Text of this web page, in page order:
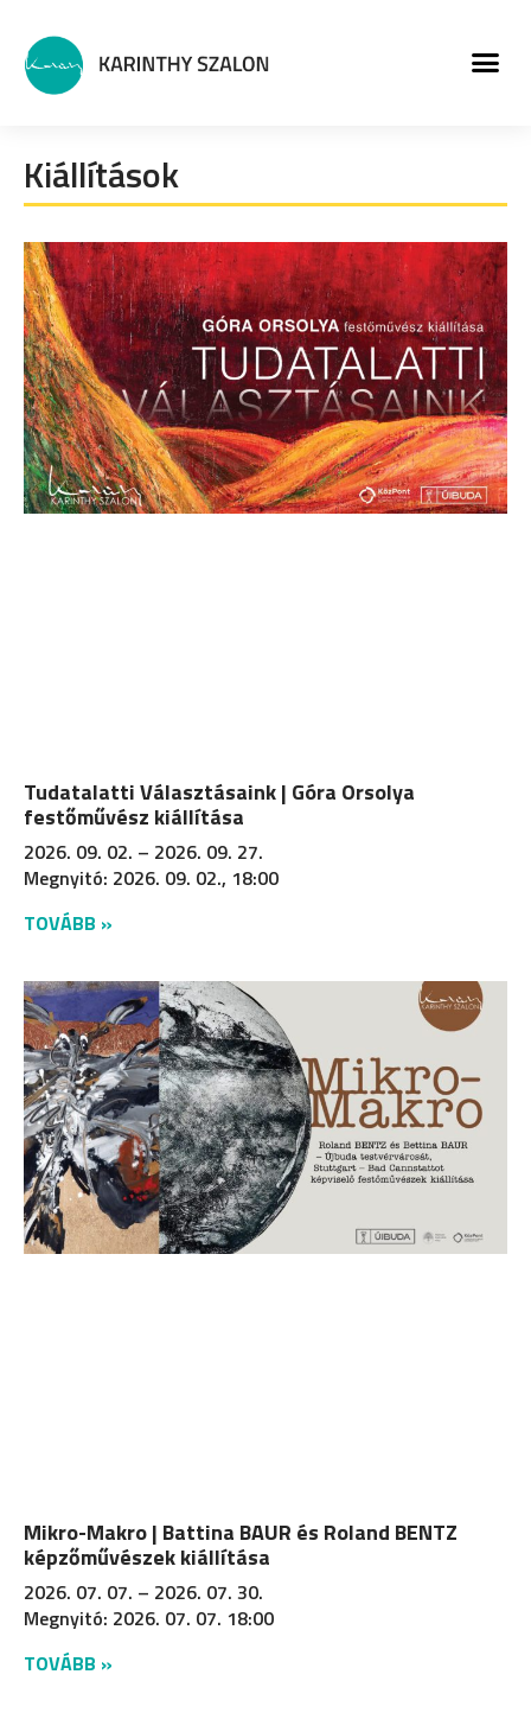
Kiállítások
Tudatalatti Választásaink | Góra Orsolya
festőművész kiállítása
2026. 09. 02. – 2026. 09. 27.
Megnyitó: 2026. 09. 02., 18:00
TOVÁBB »
Mikro-Makro | Battina BAUR és Roland BENTZ
képzőművészek kiállítása
2026. 07. 07. – 2026. 07. 30.
Megnyitó: 2026. 07. 07. 18:00
TOVÁBB »